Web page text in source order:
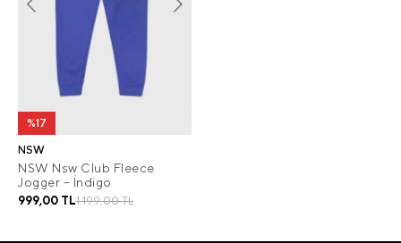
%17
NSW
NSW Nsw Club Fleece
Jogger – İndigo
1.199,00 TL
999,00 TL